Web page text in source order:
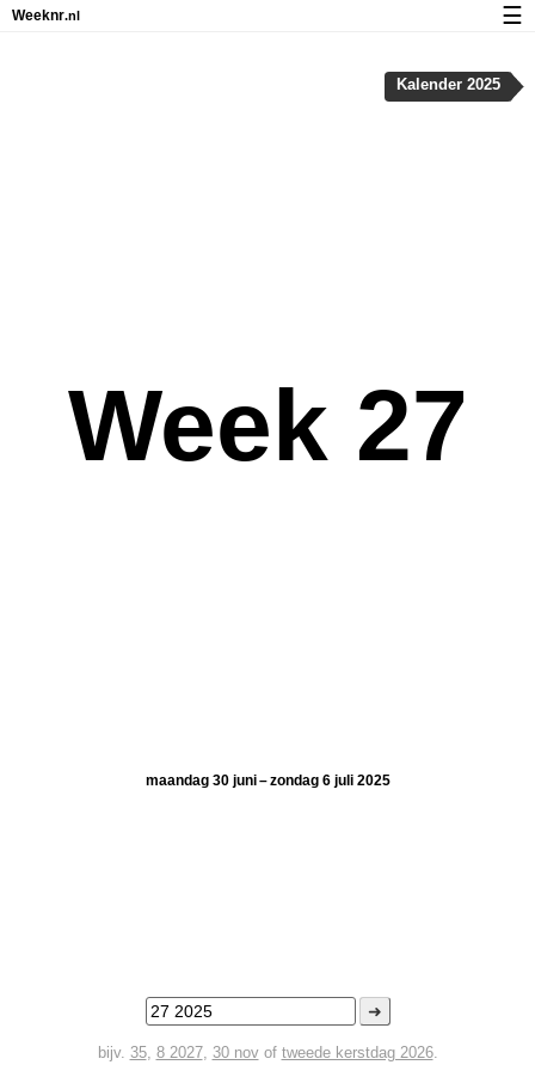
Week 27
maandag 30 juni – zondag 6 juli 2025
➜
bijv. 35, 8 2027, 30 novof tweede kerstdag 2026.
Kalender 2025
Weeknr.nl ☰